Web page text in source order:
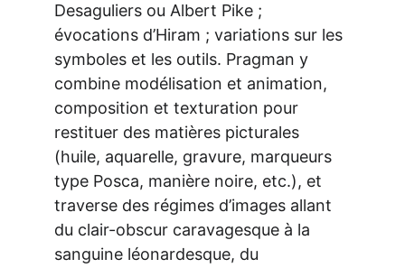
Desaguliers ou Albert Pike ;
évocations d’Hiram ; variations sur les
symboles et les outils. Pragman y
combine modélisation et animation,
composition et texturation pour
restituer des matières picturales
(huile, aquarelle, gravure, marqueurs
type Posca, manière noire, etc.), et
traverse des régimes d’images allant
du clair-obscur caravagesque à la
sanguine léonardesque, du